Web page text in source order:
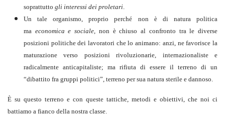
soprattutto gli interessi dei proletari.
Un tale organismo, proprio perché non è di natura politica
ma economica e sociale, non è chiuso al confronto tra le diverse
posizioni politiche dei lavoratori che lo animano: anzi, ne favorisce la
maturazione verso posizioni rivoluzionarie, internazionaliste e
radicalmente anticapitaliste; ma rifiuta di essere il terreno di un
“dibattito fra gruppi politici”, terreno per sua natura sterile e dannoso.
È su questo terreno e con queste tattiche, metodi e obiettivi, che noi ci
battiamo a fianco della nostra classe.